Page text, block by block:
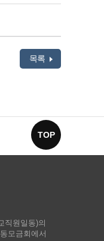
목록
TOP
직원일동)의
모금회에서